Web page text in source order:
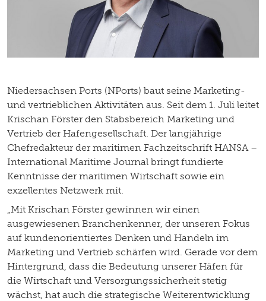
Niedersachsen Ports (NPorts) baut seine Marketing-
und vertrieblichen Aktivitäten aus. Seit dem 1. Juli leitet
Krischan Förster den Stabsbereich Marketing und
Vertrieb der Hafengesellschaft. Der langjährige
Chefredakteur der maritimen Fachzeitschrift HANSA –
International Maritime Journal bringt fundierte
Kenntnisse der maritimen Wirtschaft sowie ein
exzellentes Netzwerk mit.
„Mit Krischan Förster gewinnen wir einen
ausgewiesenen Branchenkenner, der unseren Fokus
auf kundenorientiertes Denken und Handeln im
Marketing und Vertrieb schärfen wird. Gerade vor dem
Hintergrund, dass die Bedeutung unserer Häfen für
die Wirtschaft und Versorgungssicherheit stetig
wächst, hat auch die strategische Weiterentwicklung